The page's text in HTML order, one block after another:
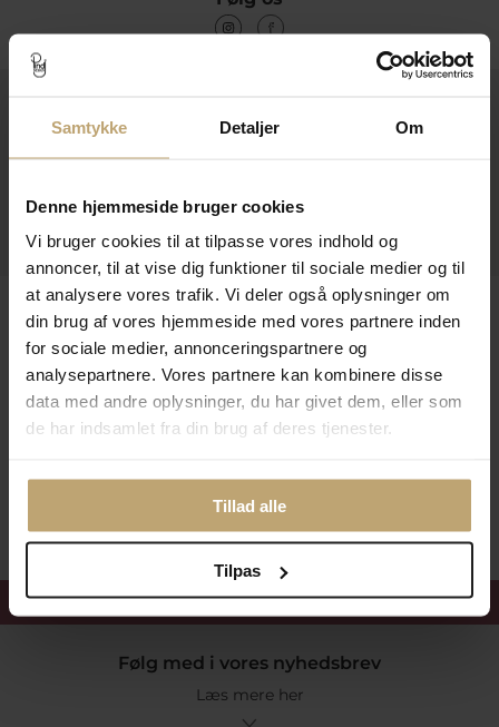
Samtykke Detaljer Om
Denne hjemmeside bruger cookies
Vi bruger cookies til at tilpasse vores indhold og
annoncer, til at vise dig funktioner til sociale medier og til
at analysere vores trafik. Vi deler også oplysninger om
din brug af vores hjemmeside med vores partnere inden
for sociale medier, annonceringspartnere og
analysepartnere. Vores partnere kan kombinere disse
data med andre oplysninger, du har givet dem, eller som
de har indsamlet fra din brug af deres tjenester.
Tillad alle
Tilpas
Praktiske Sider
Leveringsmuligheder
Betalingsmuligheder
Få 15%velkomstrabat
Følg med i vores nyhedsbrev
Læs mere her